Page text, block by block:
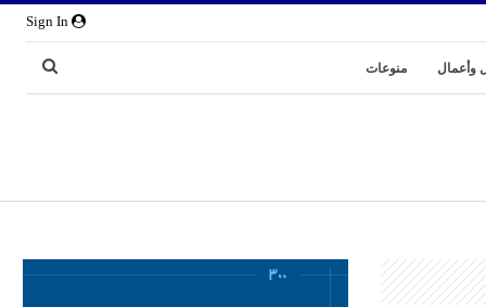
وأعمال منوعات